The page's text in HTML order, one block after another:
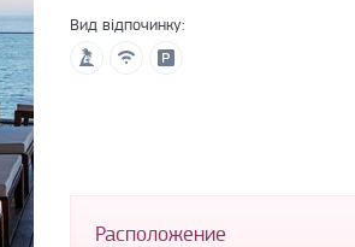
Вид відпочинку:
Расположение